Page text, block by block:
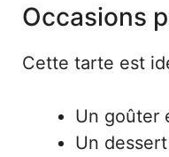
Occasions
Cette tarte est
Un goûter
Un